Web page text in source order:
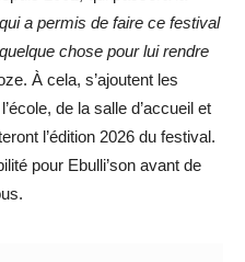
a permis de faire ce festival
chose pour lui rendre
À cela, s’ajoutent les
de la salle d’accueil et
l’édition 2026 du festival.
pour Ebulli’son avant de